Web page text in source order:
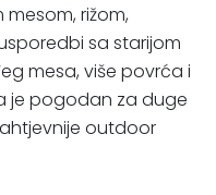
rižom,
sa starijom
mesa, više povrća i
je pogodan za duge
outdoor